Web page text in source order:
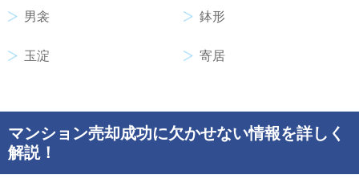
男衾 鉢形
玉淀 寄居
マンション売却成功に欠かせない情報を詳しく
解説！